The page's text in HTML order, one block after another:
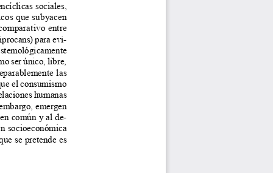
sociales,
que subyacen
entre
para evi-
ser único, libre,
las
el consumismo
humanas
emergen
común y al de-
socioeconómica
se pretende es